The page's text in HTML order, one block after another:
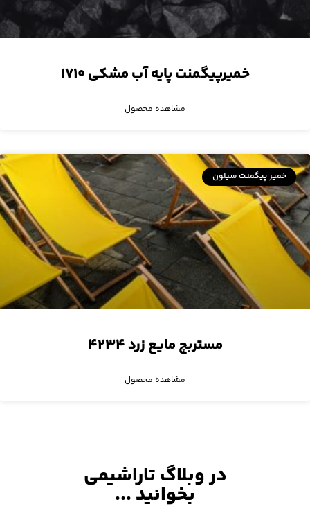
خمیرپیگمنت پایه آب مشکی ۱۷۱۰
مشاهده محصول
خمیر پیگمنت سیلون
مستربچ مایع زرد ۴۲۳۴
مشاهده محصول
در وبلاگ تاراشیمی
بخوانید ...